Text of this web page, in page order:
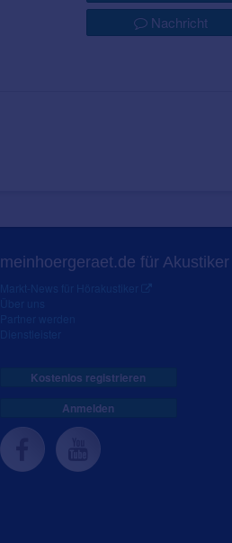
Nachricht
meinhoergeraet.de für Akustiker
Kostenlos registrieren
Anmelden